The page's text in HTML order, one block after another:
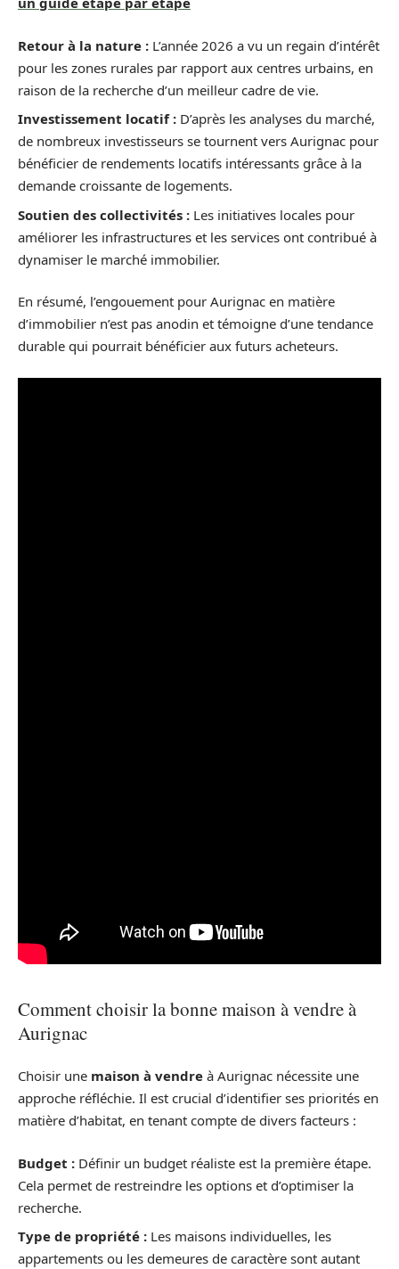
Retour à la nature : L’année 2026 a vu un regain d’intérêt
pour les zones rurales par rapport aux centres urbains, en
raison de la recherche d’un meilleur cadre de vie.
Investissement locatif : D’après les analyses du marché,
de nombreux investisseurs se tournent vers Aurignac pour
bénéficier de rendements locatifs intéressants grâce à la
demande croissante de logements.
Soutien des collectivités : Les initiatives locales pour
améliorer les infrastructures et les services ont contribué à
dynamiser le marché immobilier.
En résumé, l’engouement pour Aurignac en matière
d’immobilier n’est pas anodin et témoigne d’une tendance
durable qui pourrait bénéficier aux futurs acheteurs.
Comment choisir la bonne maison à vendre à
Aurignac
Choisir une maison à vendre à Aurignac nécessite une
approche réfléchie. Il est crucial d’identifier ses priorités en
matière d’habitat, en tenant compte de divers facteurs :
Budget : Définir un budget réaliste est la première étape.
Cela permet de restreindre les options et d’optimiser la
recherche.
Type de propriété : Les maisons individuelles, les
appartements ou les demeures de caractère sont autant